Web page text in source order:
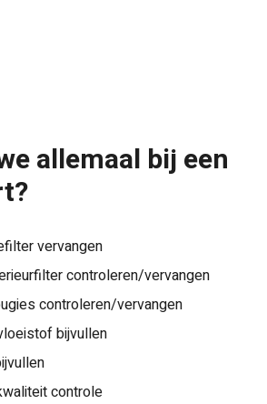
allemaal bij een
vervangen
controleren/vervangen
controleren/vervangen
bijvullen
controle